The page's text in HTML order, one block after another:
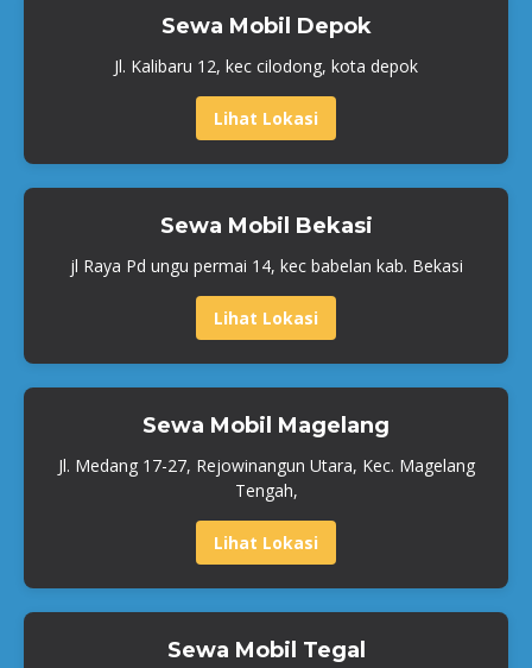
Sewa Mobil Depok
Jl. Kalibaru 12, kec cilodong, kota depok
Lihat Lokasi
Sewa Mobil Bekasi
jl Raya Pd ungu permai 14, kec babelan kab. Bekasi
Lihat Lokasi
Sewa Mobil Magelang
Jl. Medang 17-27, Rejowinangun Utara, Kec. Magelang
Tengah,
Lihat Lokasi
Sewa Mobil Tegal